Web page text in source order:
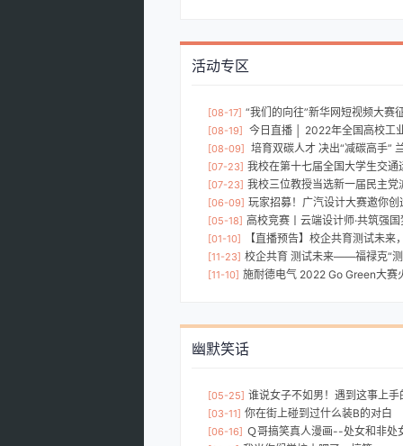
活动专区
[08-17] “我们的向往”新华网短视频大赛
[08-19] 今日直播 │ 2022年全国高校工业自动
[08-09] 培育双碳人才 决出“减碳高手” 兰州理工大学
[07-23] 我校在第十七届全国大学生交通运输
[07-23] 我校三位教授当选新一届民主党
[06-09] 玩家招募！广汽设计大赛邀你
[05-18] 高校竞赛丨云端设计师·共筑强国梦，橙色云“
[01-10] 【直播预告】校企共育测试未来，
[11-23] 校企共育 测试未来——福禄克“测试精
[11-10] 施耐德电气 2022 Go Green大赛
幽默笑话
[05-25] 谁说女子不如男！遇到这事上手
[03-11] 你在街上碰到过什么装B的对白
[06-16] Ｑ哥搞笑真人漫画--处女和非处